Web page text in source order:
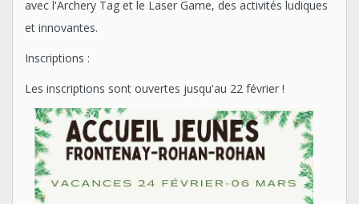
avec l'Archery Tag et le Laser Game, des activités ludiques
et innovantes.
Inscriptions :
Les inscriptions sont ouvertes jusqu'au 22 février !